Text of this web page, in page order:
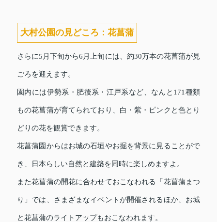
大村公園の見どころ：花菖蒲
さらに5月下旬から6月上旬には、約30万本の花菖蒲が見
ごろを迎えます。
園内には伊勢系・肥後系・江戸系など、なんと171種類
もの花菖蒲が育てられており、白・紫・ピンクと色とり
どりの花を観賞できます。
花菖蒲園からはお城の石垣やお掘を背景に見ることがで
き、日本らしい自然と建築を同時に楽しめますよ。
また花菖蒲の開花に合わせておこなわれる「花菖蒲まつ
り」では、さまざまなイベントが開催されるほか、お城
と花菖蒲のライトアップもおこなわれます。